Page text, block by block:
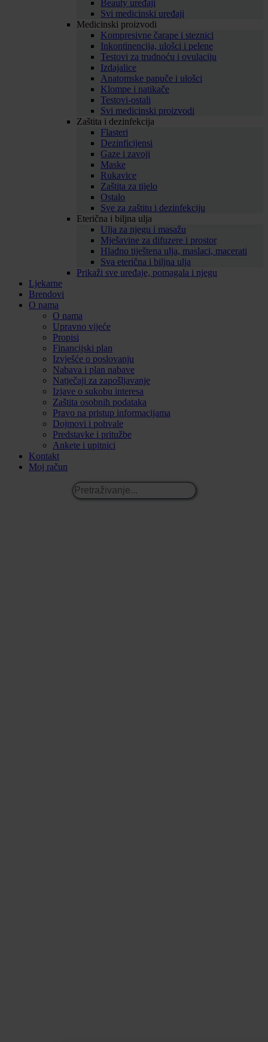
Beauty uređaji
Svi medicinski uređaji
Medicinski proizvodi
Kompresivne čarape i steznici
Inkontinencija, ulošci i pelene
Testovi za trudnoću i ovulaciju
Izdajalice
Anatomske papuče i ulošci
Klompe i natikače
Testovi-ostali
Svi medicinski proizvodi
Zaštita i dezinfekcija
Flasteri
Dezinficijensi
Gaze i zavoji
Maske
Rukavice
Zaštita za tijelo
Ostalo
Sve za zaštitu i dezinfekciju
Eterična i biljna ulja
Ulja za njegu i masažu
Mješavine za difuzere i prostor
Hladno tiještena ulja, maslaci, macerati
Sva eterična i biljna ulja
Prikaži sve uređaje, pomagala i njegu
Ljekarne
Brendovi
O nama
O nama
Upravno vijeće
Propisi
Financijski plan
Izvješće o poslovanju
Nabava i plan nabave
Natječaji za zapošljavanje
Izjave o sukobu interesa
Zaštita osobnih podataka
Pravo na pristup informacijama
Dojmovi i pohvale
Predstavke i pritužbe
Ankete i upitnici
Kontakt
Moj račun
Pretraživanje...